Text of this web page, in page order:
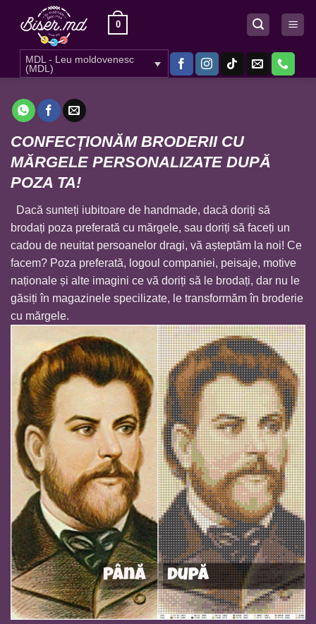
0
MDL - Leu moldovenesc
(MDL)
CONFECȚIONĂM BRODERII CU
MĂRGELE PERSONALIZATE DUPĂ
POZA TA!
Dacă sunteți iubitoare de handmade, dacă doriți să
brodați poza preferată cu mărgele, sau doriți să faceți un
cadou de neuitat persoanelor dragi, vă așteptăm la noi! Ce
facem? Poza preferată, logoul companiei, peisaje, motive
naționale și alte imagini ce vă doriți să le brodați, dar nu le
găsiți în magazinele specilizate, le transformăm în broderie
cu mărgele.